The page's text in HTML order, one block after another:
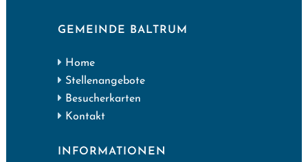
GEMEINDE BALTRUM
Home
Stellenangebote
Besucherkarten
Kontakt
INFORMATIONEN